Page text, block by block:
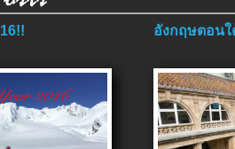
อังกฤษตอนใ